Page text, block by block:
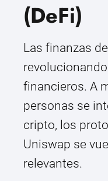
(DeFi)
Las finanzas
financieros. A
personas se
cripto, los
Uniswap se
relevantes.